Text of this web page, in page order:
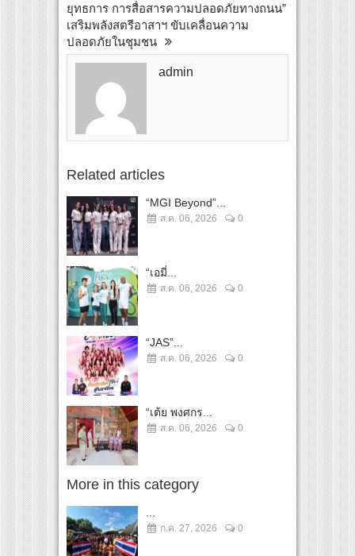
ยุทธการ การสื่อสารความปลอดภัยทางถนน”
เสริมพลังสตรีอาสาฯ ขับเคลื่อนความ
ปลอดภัยในชุมชน
admin
Related articles
“MGI Beyond”...
ส.ค. 06, 2026 0
“เอมี่...
ส.ค. 06, 2026 0
“JAS”...
ส.ค. 06, 2026 0
“เต้ย พงศกร...
ส.ค. 06, 2026 0
More in this category
ก.ค. 27, 2026 0